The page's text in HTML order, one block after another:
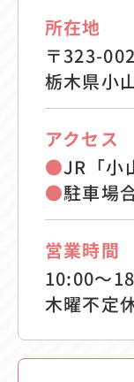
所在地
〒323-
栃木県小
アクセス
●JR「小
●駐車場
営業時間
10:00〜
木曜不定休